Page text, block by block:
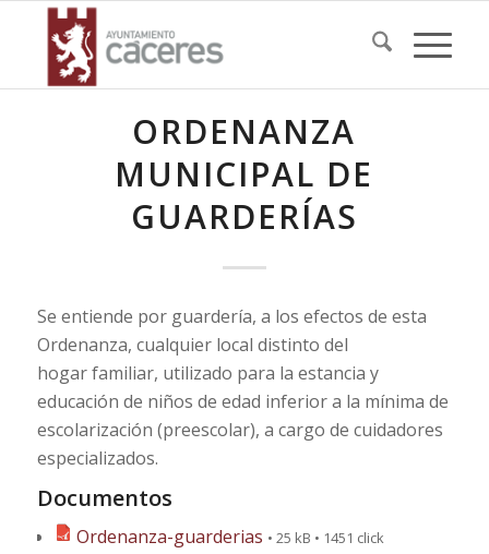
ORDENANZA
MUNICIPAL DE
GUARDERÍAS
Se entiende por guardería, a los efectos de esta
Ordenanza, cualquier local distinto del
hogar familiar, utilizado para la estancia y
educación de niños de edad inferior a la mínima de
escolarización (preescolar), a cargo de cuidadores
especializados.
Documentos
Ordenanza-guarderias • 25 kB • 1451 click